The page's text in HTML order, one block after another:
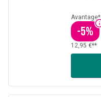
Avantage*
-5%
12,95 €**